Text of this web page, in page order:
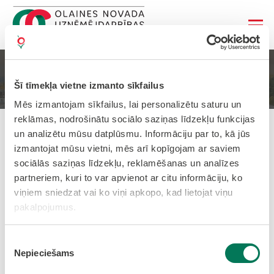
Šī tīmekļa vietne izmanto sīkfailus
Mēs izmantojam sīkfailus, lai personalizētu saturu un
reklāmas, nodrošinātu sociālo saziņas līdzekļu funkcijas
un analizētu mūsu datplūsmu. Informāciju par to, kā jūs
izmantojat mūsu vietni, mēs arī kopīgojam ar saviem
sociālās saziņas līdzekļu, reklamēšanas un analīzes
partneriem, kuri to var apvienot ar citu informāciju, ko
viņiem sniedzat vai ko viņi apkopo, kad lietojat viņu
pakalpojumus.
izvēle
Nepieciešams
Sākums Kopstrādes telpas
Olaines kopstrādes telpas
Olaines novada uzņēmējdarbības atbalsta
centrs sadarbībā ar Olaines novada pašvaldību ir
izveidojis modernas un labiekārtotas publiskas
birojs, ar iespējām izmantot pieejamo biroja
aprīkojumu, un kas paredzēts kopīgiem novada